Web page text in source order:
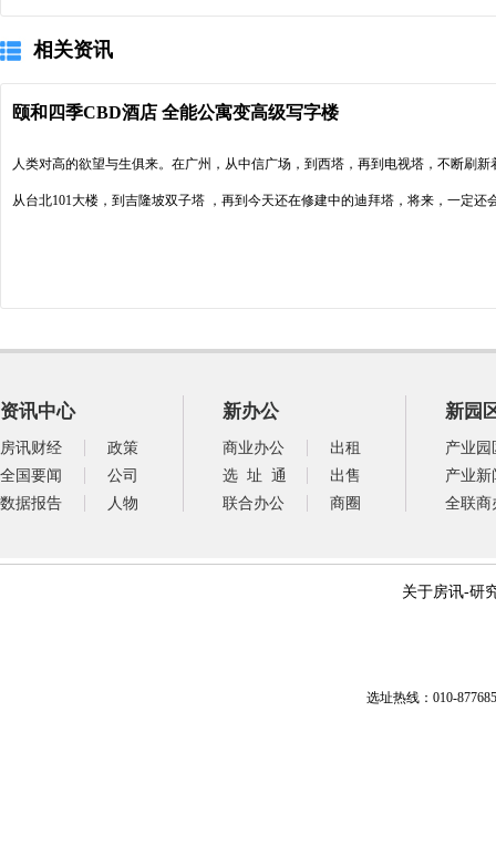
相关资讯
颐和四季CBD酒店 全能公寓变高级写字楼
人类对高的欲望与生俱来。在广州，从中信广场，到西塔，再到电视塔，不断刷
从台北101大楼，到吉隆坡双子塔 ，再到今天还在修建中的迪拜塔，将来，一定还
资讯中心
房讯财经
政策
全国要闻
公司
数据报告
人物
新办公
商业办公
出租
选 址 通
出售
联合办公
商圈
新园
产业园
产业新
全联商
关于房讯-研
选址热线：010-